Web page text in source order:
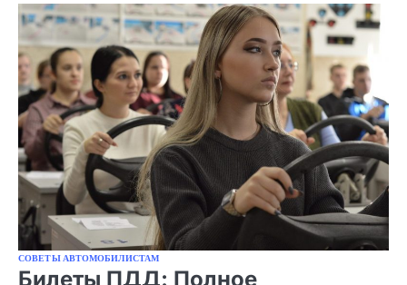
СОВЕТЫ АВТОМОБИЛИСТАМ
Билеты ПДД: Полное